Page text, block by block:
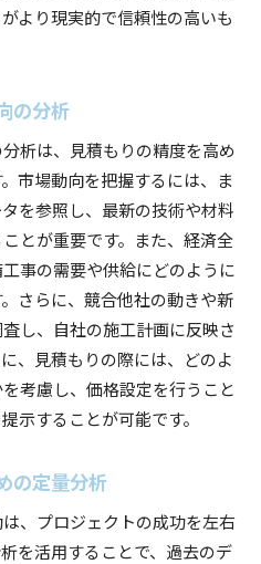
より現実的で信頼性の高いも
の分析
析は、見積もりの精度を高め
市場動向を把握するには、ま
を参照し、最新の技術や材料
とが重要です。また、経済全
事の需要や供給にどのように
さらに、競合他社の動きや新
し、自社の施工計画に反映さ
、見積もりの際には、どのよ
考慮し、価格設定を行うこと
示することが可能です。
の定量分析
、プロジェクトの成功を左右
を活用することで、過去のデ